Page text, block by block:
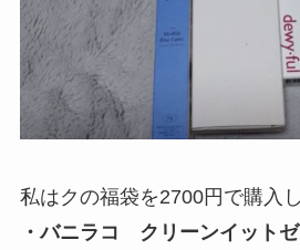
私はクの福袋を2700円で購入し
・バニラコ クリーンイット